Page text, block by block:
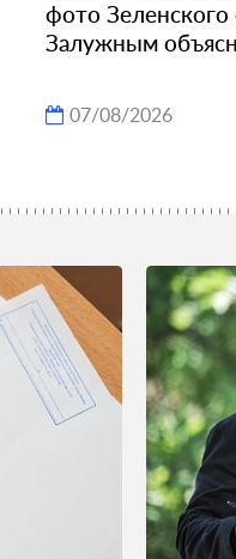
фото Зеленского
Залужным
07/08/2026